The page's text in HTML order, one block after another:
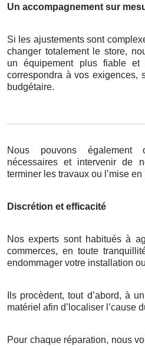
Un accompagnement sur
Si les ajustements sont
changer totalement le store,
un équipement plus fiable
correspondra à vos exigences,
budgétaire.
Nous pouvons également
nécessaires et intervenir de
terminer les travaux ou l’mise en
Discrétion et efficacité
Nos experts sont habitués à
commerces, en toute
endommager votre installation
Ils procèdent, tout d’abord, à
matériel afin d’localiser l’cause
Pour chaque réparation, nous